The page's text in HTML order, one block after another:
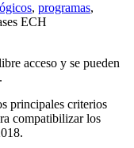
, programas,
ECH
acceso y se pueden
.
principales criterios
compatibilizar los